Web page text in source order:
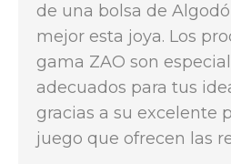
de una bolsa de
mejor esta joya. Los
gama ZAO son
adecuados para tus
gracias a su excelente
juego que ofrecen las